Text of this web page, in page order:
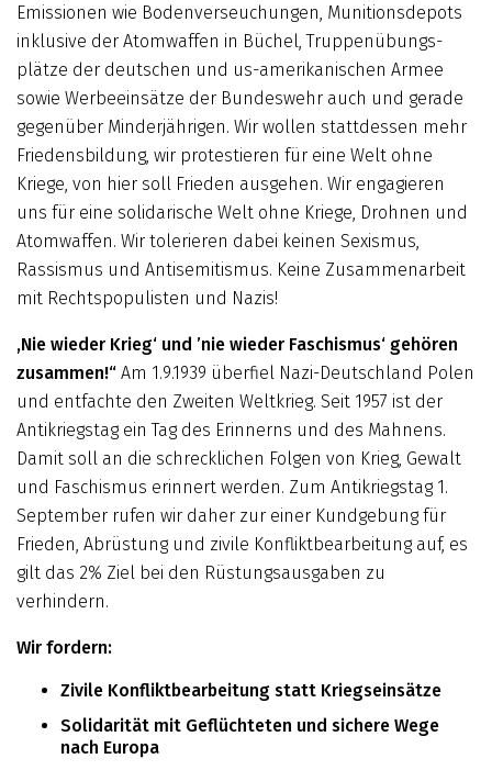
Emissionen wie Bodenverseuchungen, Munitionsdepots
inklusive der Atomwaffen in Büchel, Truppenübungs­
plätze der deutschen und us-amerikanischen Armee
sowie Werbeeinsätze der Bun­des­wehr auch und gerade
gegenüber Minderjährigen. Wir wollen stattdessen mehr
Friedensbildung, wir protestieren für eine Welt ohne
Kriege, von hier soll Frieden ausgehen. Wir engagieren
uns für eine solidarische Welt ohne Kriege, Drohnen und
Atomwaffen. Wir tolerieren dabei keinen Sexismus,
Rassismus und Antisemitismus. Keine Zusammenarbeit
mit Rechtspopulisten und Nazis!
‚Nie wieder Krieg‘ und ’nie wieder Faschismus‘ gehören
zusammen!“ Am 1.9.1939 überfiel Nazi-Deutschland Polen
und entfachte den Zweiten Weltkrieg. Seit 1957 ist der
Antikriegstag ein Tag des Erinnerns und des Mahnens.
Damit soll an die schrecklichen Folgen von Krieg, Gewalt
und Faschismus erinnert werden. Zum Antikriegstag 1.
September rufen wir daher zur einer Kund­gebung für
Frieden, Abrüstung und zivile Konfliktbearbeitung auf, es
gilt das 2% Ziel bei den Rüstungsausgaben zu
verhindern.
Wir fordern:
Zivile Konfliktbearbeitung statt Kriegseinsätze
Solidarität mit Geflüchteten und sichere Wege
nach Europa